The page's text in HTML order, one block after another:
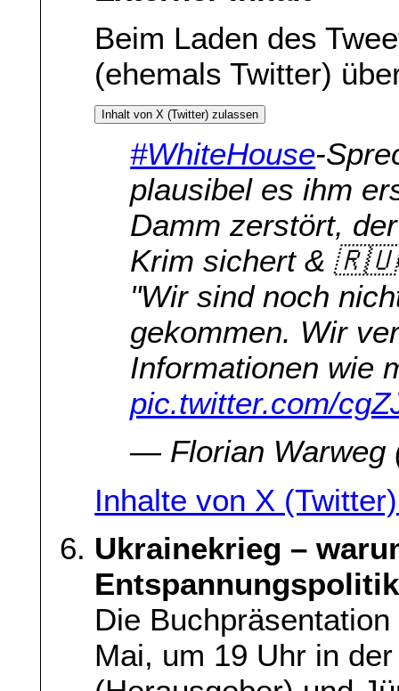
Beim Laden des
(ehemals Twitter)
Inhalt von X (Twitter) zulassen
#WhiteHouse-
plausibel es ihm
Damm zerstört,
Krim sichert &
"Wir sind noch
gekommen. Wir
Informationen wie
pic.twitter.com/
— Florian Warweg
Inhalte von X
Ukrainekrieg –
Die
Mai, um 19 Uhr in